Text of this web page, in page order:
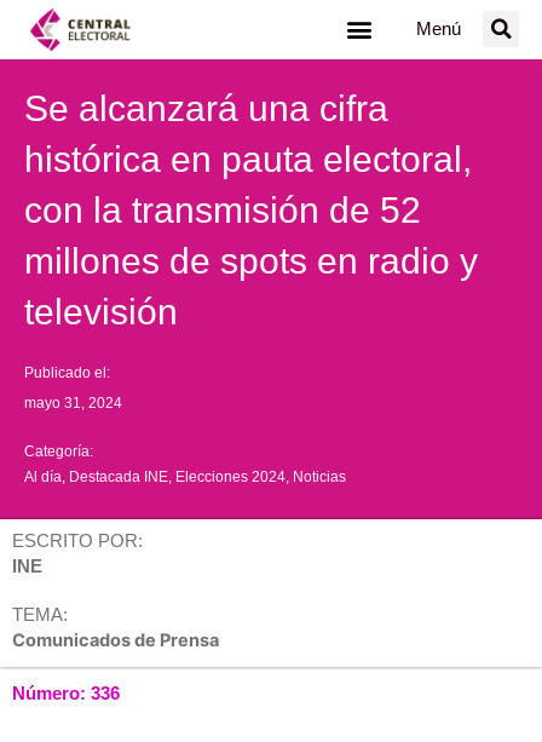
Menú
Se alcanzará una cifra
histórica en pauta electoral,
con la transmisión de 52
millones de spots en radio y
televisión
Publicado el:
mayo 31, 2024
Categoría:
Al día Destacada INE Elecciones 2024 Noticias
ESCRITO POR:
INE
TEMA:
Comunicados de Prensa
Número: 336